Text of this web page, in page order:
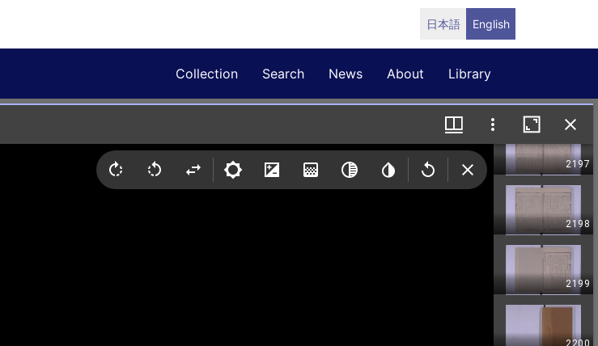
日本語 English
Collection Search News About Library